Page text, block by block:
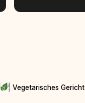
Vegetarisches Gericht